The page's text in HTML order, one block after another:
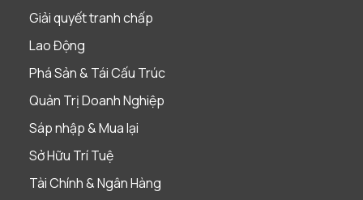
Giải quyết tranh chấp
Lao Động
Phá Sản & Tái Cấu Trúc
Quản Trị Doanh Nghiệp
Sáp nhập & Mua lại
Sở Hữu Trí Tuệ
Tài Chính & Ngân Hàng